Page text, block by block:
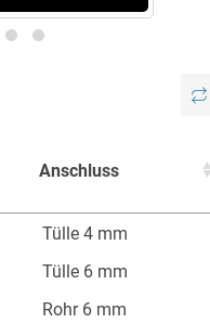
Anschluss
Anschluss
Tülle 4 mm
Tülle 6 mm
Rohr 6 mm